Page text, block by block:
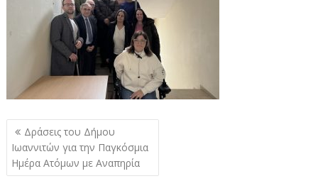
Πλοήγηση
άρθρων
Δράσεις του Δήμου
Ιωαννιτών για την Παγκόσμια
Ημέρα Ατόμων με Αναπηρία